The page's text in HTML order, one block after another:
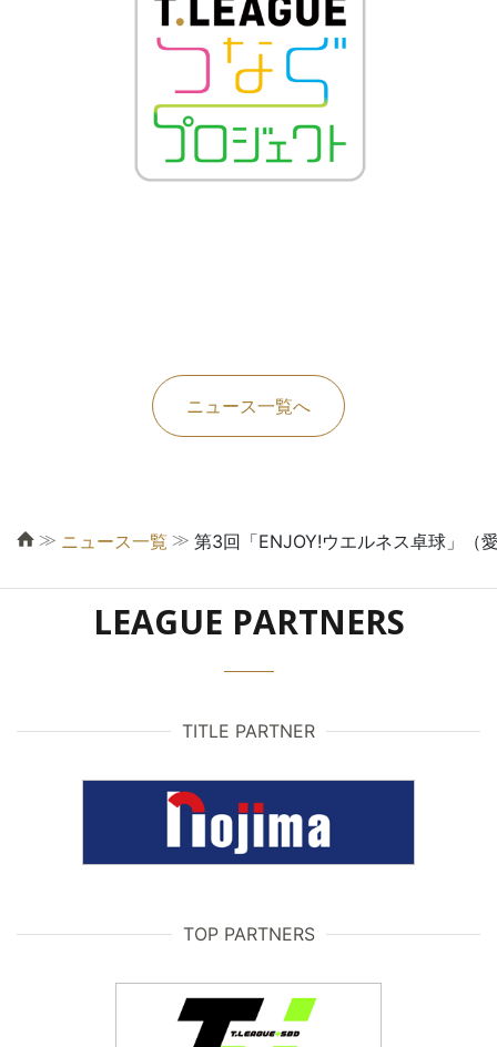
ニュース一覧へ
≫ ニュース一覧 ≫ 第3回「ENJOY!ウエルネス卓球」（
LEAGUE PARTNERS
TITLE PARTNER
TOP PARTNERS